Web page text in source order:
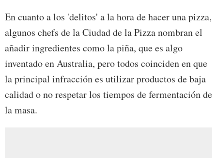
En cuanto a los 'delitos' a la hora de hacer una pizza,
algunos chefs de la Ciudad de la Pizza nombran el
añadir ingredientes como la piña, que es algo
inventado en Australia, pero todos coinciden en que
la principal infracción es utilizar productos de baja
calidad o no respetar los tiempos de fermentación de
la masa.